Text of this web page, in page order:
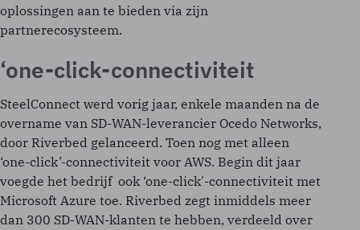
oplossingen aan te bieden via zijn
partnerecosysteem.
‘one-click-connectiviteit
SteelConnect werd vorig jaar, enkele maanden na de
overname van SD-WAN-leverancier Ocedo Networks,
door Riverbed gelanceerd. Toen nog met alleen
‘one-click’-connectiviteit voor AWS. Begin dit jaar
voegde het bedrijf ook ‘one-click'-connectiviteit met
Microsoft Azure toe. Riverbed zegt inmiddels meer
dan 300 SD-WAN-klanten te hebben, verdeeld over